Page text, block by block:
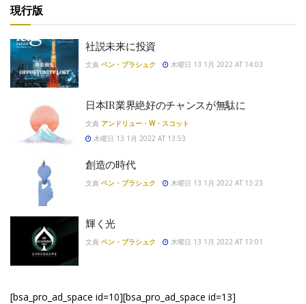
現行版
社説未来に投資
文責 ベン・ブラシュク 木曜日 13 1月 2022 AT 14:03
日本IR業界絶好のチャンスが無駄に
文責 アンドリュー・W・スコット
木曜日 13 1月 2022 AT 13:53
創造の時代
文責 ベン・ブラシュク 木曜日 13 1月 2022 AT 13:23
輝く光
文責 ベン・ブラシュク 木曜日 13 1月 2022 AT 13:01
[bsa_pro_ad_space id=10][bsa_pro_ad_space id=13]